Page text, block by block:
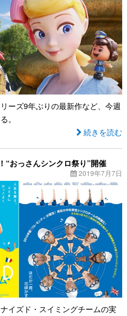
ーズ9年ぶりの最新作など、今週
。
続きを読む
“おっさんシンクロ祭り”開催
2019年7月7日
イズド・スイミングチームの実